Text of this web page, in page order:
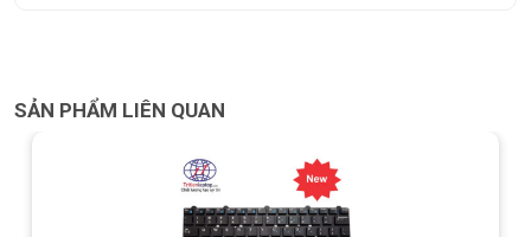
SẢN PHẨM LIÊN QUAN